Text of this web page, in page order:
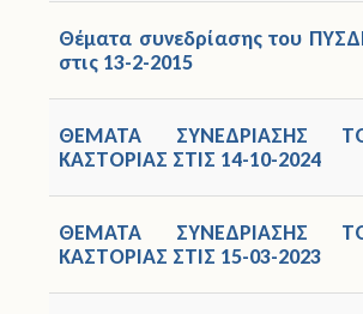
Ηλεκτρονικές Υπηρεσίες
Θέματα συνεδρίασης του
στις 13-2-2015
ΘΕΜΑΤΑ ΣΥΝΕΔΡΙΑΣΗΣ
ΚΑΣΤΟΡΙΑΣ ΣΤΙΣ 14-10-2024
ΘΕΜΑΤΑ ΣΥΝΕΔΡΙΑΣΗΣ
ΚΑΣΤΟΡΙΑΣ ΣΤΙΣ 15-03-2023